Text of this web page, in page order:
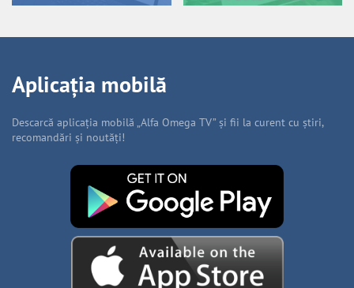
Aplicația mobilă
Descarcă aplicația mobilă „Alfa Omega TV” și fii la curent cu știri,
recomandări și noutăți!